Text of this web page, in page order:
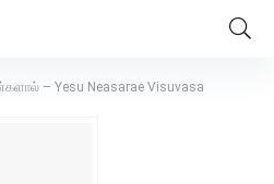
– Yesu Neasarae Visuvasa